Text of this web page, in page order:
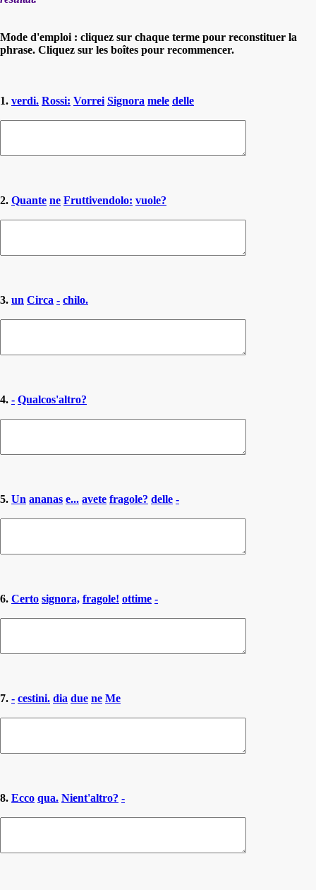
Mode d'emploi : cliquez sur chaque terme pour reconstituer la
phrase. Cliquez sur les boîtes pour recommencer.
1. verdi. Rossi: Vorrei Signora mele delle
2. Quante ne Fruttivendolo: vuole?
3. un Circa - chilo.
4. - Qualcos'altro?
5. Un ananas e... avete fragole? delle -
6. Certo signora, fragole! ottime -
7. - cestini. dia due ne Me
8. Ecco qua. Nient'altro? -